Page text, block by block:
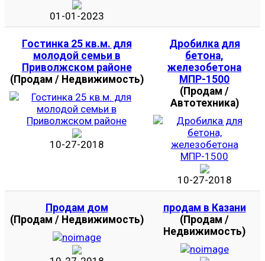
01-01-2023
Гостинка 25 кв.м. для
молодой семьи в
Приволжском районе
(Продам / Недвижимость)
10-27-2018
Дробилка для
бетона,
железобетона
МПР-1500
(Продам /
Автотехника)
10-27-2018
Продам дом
(Продам / Недвижимость)
продам в Казани
(Продам /
Недвижимость)